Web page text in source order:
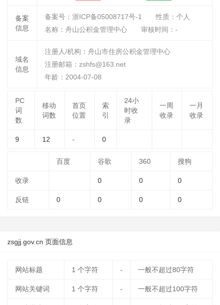
备案
信息
备案号：浙ICP备05008717号-1 性质： 个人
名称： 舟山公积金管理中心 审核时间： -
域名
信息
注册人/机构：舟山市住房公积金管理中心
注册邮箱：zshfs@163.net
年龄：2004-07-08
PC
词
数
移动
词数
首页
位置
索
引
24小
时收
录
一周
收录
一月
收录
9 12 - 0
百度 谷歌 360 搜狗
收录 0 0 0
反链 0 0 0 0
zsgjj.gov.cn 页面信息
网站标题 1 个字符 - 一般不超过80字符
网站关键词 1 个字符 - 一般不超过100字符